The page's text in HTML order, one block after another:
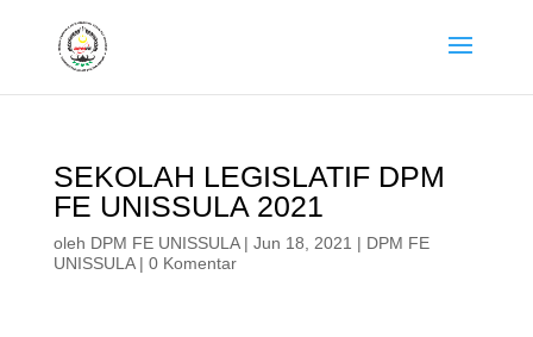
SEKOLAH LEGISLATIF DPM
FE UNISSULA 2021
oleh DPM FE UNISSULA| Jun 18, 2021 | DPM FE
UNISSULA| 0 Komentar